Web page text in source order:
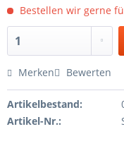
Bestellen wir gerne
Merken Bewerten
Artikelbestand:
Artikel-Nr.: